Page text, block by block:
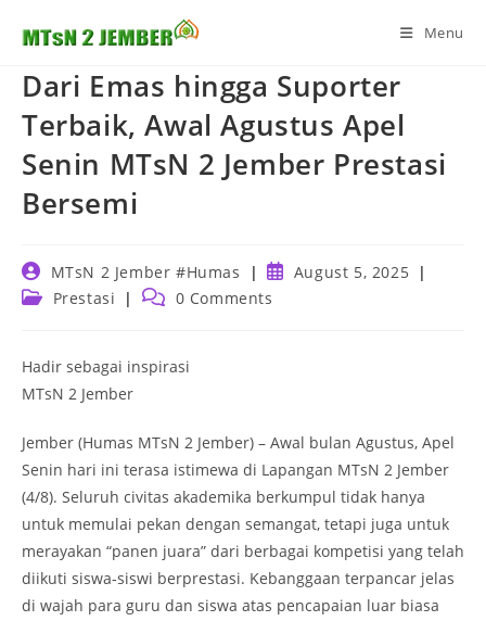
Menu
Dari Emas hingga Suporter
Terbaik, Awal Agustus Apel
Senin MTsN 2 Jember Prestasi
Bersemi
Post
author:
MTsN 2 Jember #Humas
Post
published:
August 5, 2025
Post Prestasi
Post 0 Comments
Hadir sebagai inspirasi
MTsN 2 Jember
Jember (Humas MTsN 2 Jember) – Awal bulan Agustus, Apel
Senin hari ini terasa istimewa di Lapangan MTsN 2 Jember
(4/8). Seluruh civitas akademika berkumpul tidak hanya
untuk memulai pekan dengan semangat, tetapi juga untuk
merayakan “panen juara” dari berbagai kompetisi yang telah
diikuti siswa-siswi berprestasi. Kebanggaan terpancar jelas
di wajah para guru dan siswa atas pencapaian luar biasa